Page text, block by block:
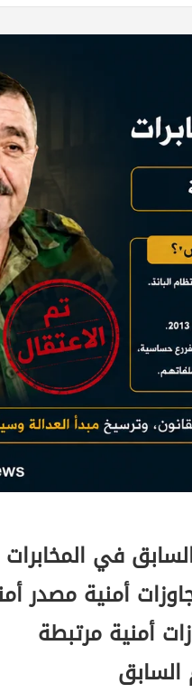
في المخابرات
أمنية مصدر
أمنية مرتبطة
السابق